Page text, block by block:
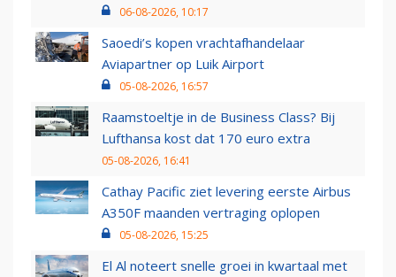
06-08-2026, 10:17
Saoedi’s kopen vrachtafhandelaar
Aviapartner op Luik Airport
05-08-2026, 16:57
Raamstoeltje in de Business Class? Bij
Lufthansa kost dat 170 euro extra
05-08-2026, 16:41
Cathay Pacific ziet levering eerste Airbus
A350F maanden vertraging oplopen
05-08-2026, 15:25
El Al noteert snelle groei in kwartaal met